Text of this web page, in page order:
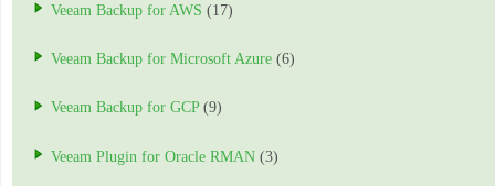
Veeam Backup for AWS (17)
Veeam Backup for Microsoft Azure (6)
Veeam Backup for GCP(9)
Veeam Plugin for Oracle RMAN (3)